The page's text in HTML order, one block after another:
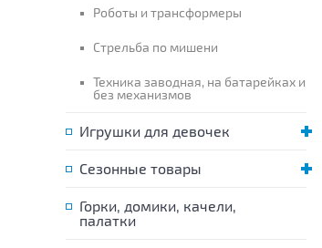
Роботы и трансформеры
Стрельба по мишени
Техника заводная, на батарейках и
без механизмов
Игрушки для девочек
Сезонные товары
Горки, домики, качели,
палатки